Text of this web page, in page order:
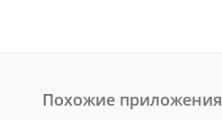
Похожие приложения